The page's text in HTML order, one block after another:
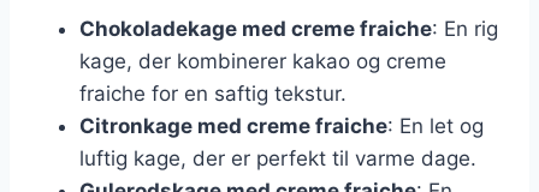
Chokoladekage med creme fraiche: En rig
kage, der kombinerer kakao og creme
fraiche for en saftig tekstur.
Citronkage med creme fraiche: En let og
luftig kage, der er perfekt til varme dage.